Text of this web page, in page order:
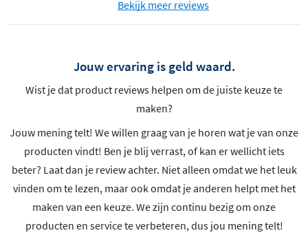
Bekijk meer reviews
Jouw ervaring is geld waard.
Wist je dat product reviews helpen om de juiste keuze te
maken?
Jouw mening telt! We willen graag van je horen wat je van onze
producten vindt! Ben je blij verrast, of kan er wellicht iets
beter? Laat dan je review achter. Niet alleen omdat we het leuk
vinden om te lezen, maar ook omdat je anderen helpt met het
maken van een keuze. We zijn continu bezig om onze
producten en service te verbeteren, dus jou mening telt!